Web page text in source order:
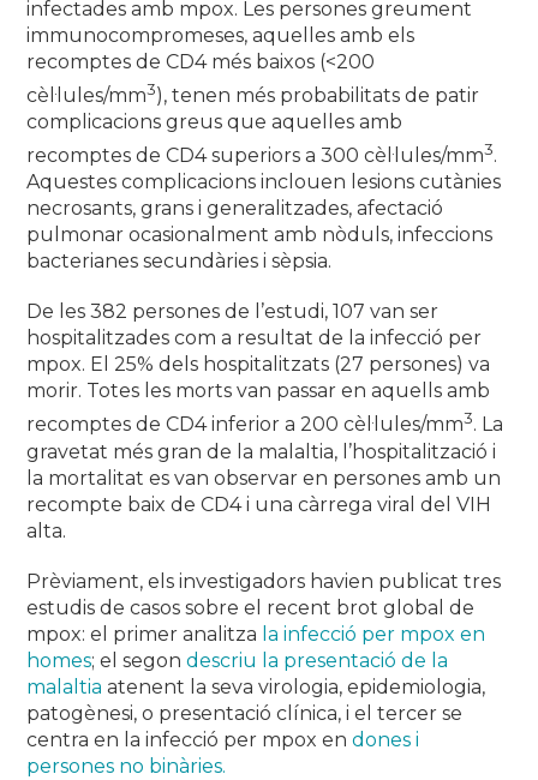
infectades amb mpox. Les persones greument
immunocompromeses, aquelles amb els
recomptes de CD4 més baixos (<200
cèl·lules/mm3), tenen més probabilitats de patir
complicacions greus que aquelles amb
recomptes de CD4 superiors a 300 cèl·lules/mm3.
Aquestes complicacions inclouen lesions cutànies
necrosants, grans i generalitzades, afectació
pulmonar ocasionalment amb nòduls, infeccions
bacterianes secundàries i sèpsia.
De les 382 persones de l’estudi, 107 van ser
hospitalitzades com a resultat de la infecció per
mpox. El 25% dels hospitalitzats (27 persones) va
morir. Totes les morts van passar en aquells amb
recomptes de CD4 inferior a 200 cèl·lules/mm3. La
gravetat més gran de la malaltia, l’hospitalització i
la mortalitat es van observar en persones amb un
recompte baix de CD4 i una càrrega viral del VIH
alta.
Prèviament, els investigadors havien publicat tres
estudis de casos sobre el recent brot global de
mpox: el primer analitza la infecció per mpox en
homes; el segondescriu la presentació de la
malaltia atenent la seva virologia, epidemiologia,
patogènesi, o presentació clínica, i el tercer se
centra en la infecció per mpox endones i
persones no binàries.